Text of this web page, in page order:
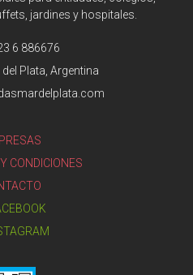
jardines y hospitales.
6 886676
Plata, Argentina
CONDICIONES